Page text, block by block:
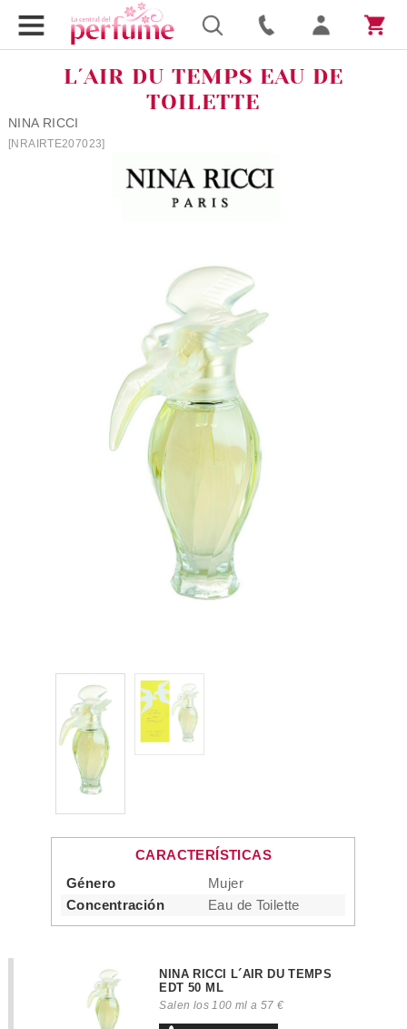
L´AIR DU TEMPS EAU DE
TOILETTE
NINA RICCI
[NRAIRTE207023]
CARACTERÍSTICAS
Género
Mujer
Concentración
Eau de Toilette
NINA RICCI L´AIR DU TEMPS
EDT 50 ML
Salen los 100 ml a 57 €